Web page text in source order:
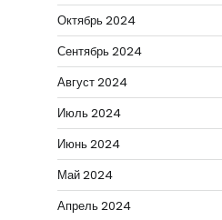
Октябрь 2024
Сентябрь 2024
Август 2024
Июль 2024
Июнь 2024
Май 2024
Апрель 2024